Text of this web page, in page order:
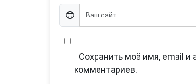
Сохранить моё имя, email
комментариев.